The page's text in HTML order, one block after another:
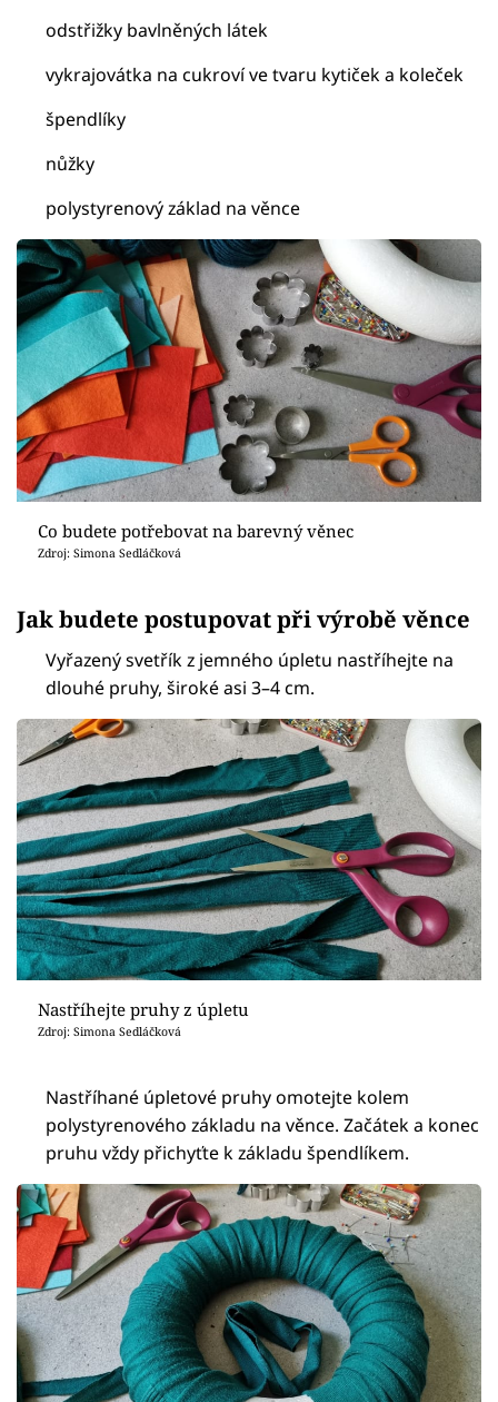
odstřižky bavlněných látek
vykrajovátka na cukroví ve tvaru kytiček a koleček
špendlíky
nůžky
polystyrenový základ na věnce
Co budete potřebovat na barevný věnec
Zdroj: Simona Sedláčková
Jak budete postupovat při výrobě věnce
Vyřazený svetřík z jemného úpletu nastříhejte na
dlouhé pruhy, široké asi 3–4 cm.
Nastříhejte pruhy z úpletu
Zdroj: Simona Sedláčková
Nastříhané úpletové pruhy omotejte kolem
polystyrenového základu na věnce. Začátek a konec
pruhu vždy přichyťte k základu špendlíkem.